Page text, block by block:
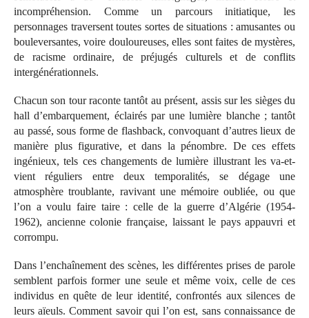
incompréhension. Comme un parcours initiatique, les
personnages traversent toutes sortes de situations : amusantes ou
bouleversantes, voire douloureuses, elles sont faites de mystères,
de racisme ordinaire, de préjugés culturels et de conflits
intergénérationnels.
Chacun son tour raconte tantôt au présent, assis sur les sièges du
hall d’embarquement, éclairés par une lumière blanche ; tantôt
au passé, sous forme de flashback, convoquant d’autres lieux de
manière plus figurative, et dans la pénombre. De ces effets
ingénieux, tels ces changements de lumière illustrant les va-et-
vient réguliers entre deux temporalités, se dégage une
atmosphère troublante, ravivant une mémoire oubliée, ou que
l’on a voulu faire taire : celle de la guerre d’Algérie (1954-
1962), ancienne colonie française, laissant le pays appauvri et
corrompu.
Dans l’enchaînement des scènes, les différentes prises de parole
semblent parfois former une seule et même voix, celle de ces
individus en quête de leur identité, confrontés aux silences de
leurs aïeuls. Comment savoir qui l’on est, sans connaissance de